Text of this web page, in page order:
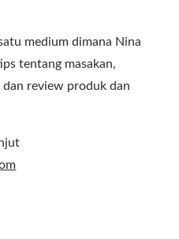
medium dimana Nina
tentang masakan,
review produk dan